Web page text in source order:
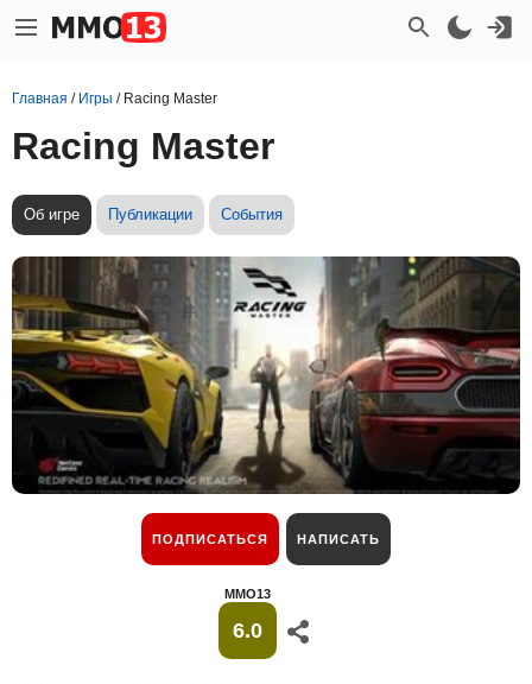
Главная / Игры / Racing Master
Racing Master
Об игре Публикации События
ПОДПИСАТЬСЯ НАПИСАТЬ
MMO13
6.0